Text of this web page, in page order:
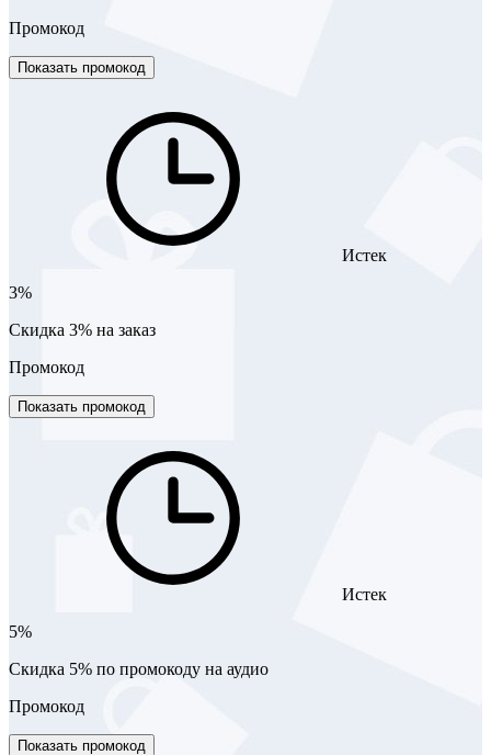
Промокод
Показать промокод
Истек
3%
Скидка 3% на заказ
Промокод
Показать промокод
Истек
5%
Скидка 5% по промокоду на аудио
Промокод
Показать промокод